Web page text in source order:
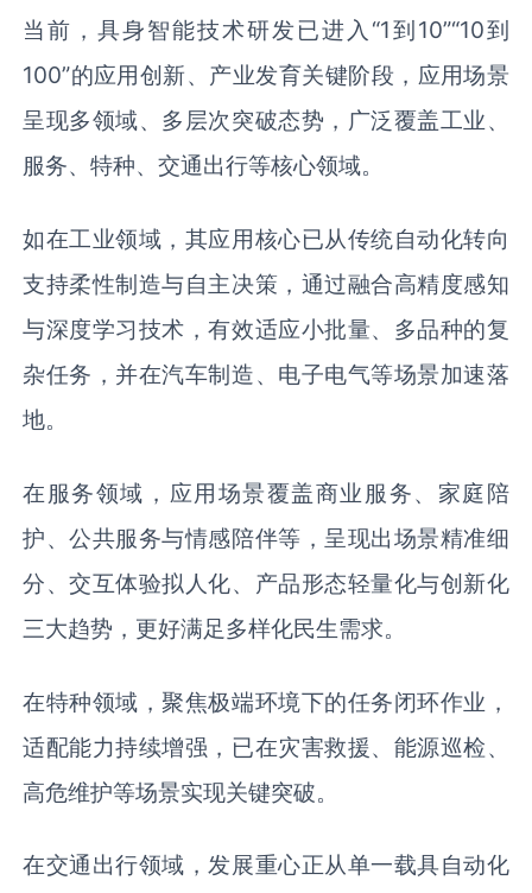
当前，具身智能技术研发已进入“1到10”“10到
100”的应用创新、产业发育关键阶段，应用场景
呈现多领域、多层次突破态势，广泛覆盖工业、
服务、特种、交通出行等核心领域。
如在工业领域，其应用核心已从传统自动化转向
支持柔性制造与自主决策，通过融合高精度感知
与深度学习技术，有效适应小批量、多品种的复
杂任务，并在汽车制造、电子电气等场景加速落
地。
在服务领域，应用场景覆盖商业服务、家庭陪
护、公共服务与情感陪伴等，呈现出场景精准细
分、交互体验拟人化、产品形态轻量化与创新化
三大趋势，更好满足多样化民生需求。
在特种领域，聚焦极端环境下的任务闭环作业，
适配能力持续增强，已在灾害救援、能源巡检、
高危维护等场景实现关键突破。
在交通出行领域，发展重心正从单一载具自动化